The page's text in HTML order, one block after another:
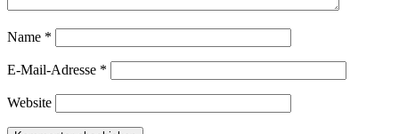
Name *
E-Mail-Adresse *
Website